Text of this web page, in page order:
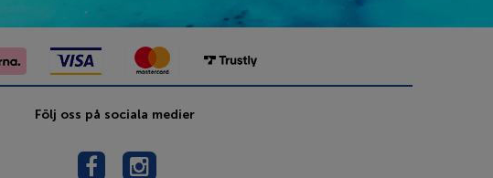
Följ oss på sociala medier